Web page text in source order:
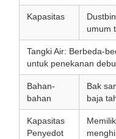
Kapasitas
umum
Tangki Air: Berbeda-
untuk penekanan debu.
Bahan-
bahan
Bak
baja
Kapasitas
Penyedot